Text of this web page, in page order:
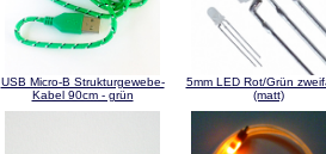
USB Micro-B Strukturgewebe-
Kabel 90cm - grün
5mm LED Rot/Grün
(matt)